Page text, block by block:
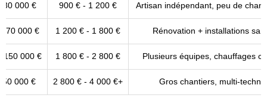
30 000 € 900 € - 1 200 € Artisan indépendant, peu de
70 000 € 1 200 € - 1 800 € Rénovation + installations
150 000 € 1 800 € - 2 800 € Plusieurs équipes, chauffages
000 € 2 800 € - 4 000 €+ Gros chantiers, multi-